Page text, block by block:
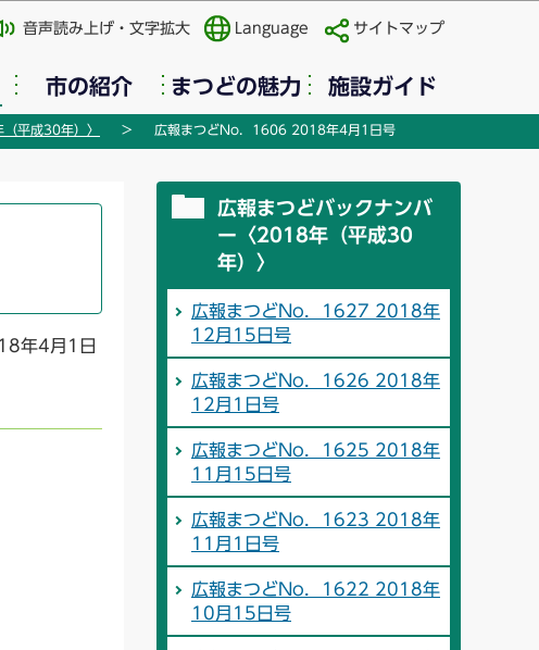
音声読み上げ・文字拡大 Language サイトマップ
市の紹介 まつどの魅力 施設ガイド
平成30年）〉 広報まつどNo．1606 2018年4月1日号
年4月1日
広報まつどバックナンバ
ー〈2018年（平成30
年）〉
広報まつどNo．1627 2018年
12月15日号
広報まつどNo．1626 2018年
12月1日号
広報まつどNo．1625 2018年
11月15日号
広報まつどNo．1623 2018年
11月1日号
広報まつどNo．1622 2018年
10月15日号